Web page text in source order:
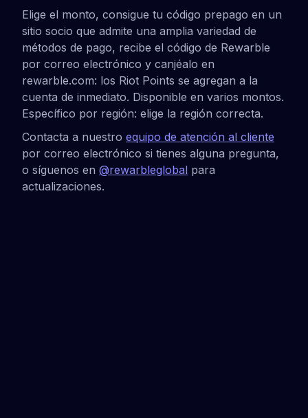
Elige el monto, consigue tu código prepago en un
sitio socio que admite una amplia variedad de
métodos de pago, recibe el código de Rewarble
por correo electrónico y canjéalo en
rewarble.com: los Riot Points se agregan a la
cuenta de inmediato. Disponible en varios montos.
Específico por región: elige la región correcta.
Contacta a nuestro equipo de atención al cliente
por correo electrónico si tienes alguna pregunta,
o síguenos en @rewarbleglobal para
actualizaciones.